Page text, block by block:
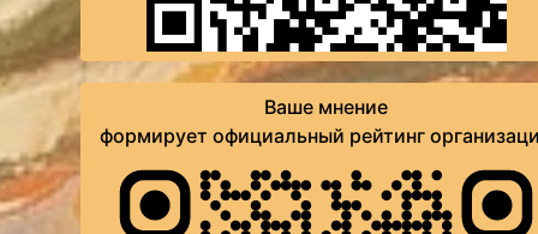
Ваше мнение
формирует официальный рейтинг